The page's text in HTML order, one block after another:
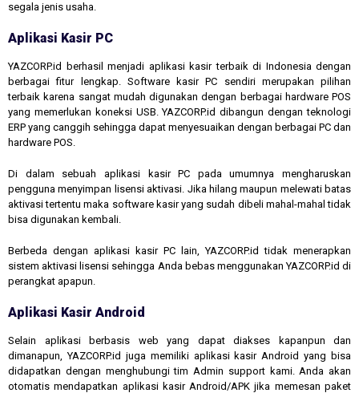
segala jenis usaha.
Aplikasi Kasir PC
YAZCORP.id berhasil menjadi aplikasi kasir terbaik di Indonesia dengan
berbagai fitur lengkap. Software kasir PC sendiri merupakan pilihan
terbaik karena sangat mudah digunakan dengan berbagai hardware POS
yang memerlukan koneksi USB. YAZCORP.id dibangun dengan teknologi
ERP yang canggih sehingga dapat menyesuaikan dengan berbagai PC dan
hardware POS.
Di dalam sebuah aplikasi kasir PC pada umumnya mengharuskan
pengguna menyimpan lisensi aktivasi. Jika hilang maupun melewati batas
aktivasi tertentu maka software kasir yang sudah dibeli mahal-mahal tidak
bisa digunakan kembali.
Berbeda dengan aplikasi kasir PC lain, YAZCORP.id tidak menerapkan
sistem aktivasi lisensi sehingga Anda bebas menggunakan YAZCORP.id di
perangkat apapun.
Aplikasi Kasir Android
Selain aplikasi berbasis web yang dapat diakses kapanpun dan
dimanapun, YAZCORP.id juga memiliki aplikasi kasir Android yang bisa
didapatkan dengan menghubungi tim Admin support kami. Anda akan
otomatis mendapatkan aplikasi kasir Android/APK jika memesan paket